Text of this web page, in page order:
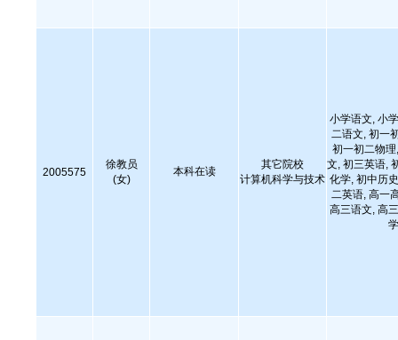
2005575
徐教员
(女)
本科在读
其它院校
计算机科学与技术
小学语文, 小
二语文, 初一
初一初二物
文, 初三英语,
化学, 初中历
二英语, 高一
高三语文, 高